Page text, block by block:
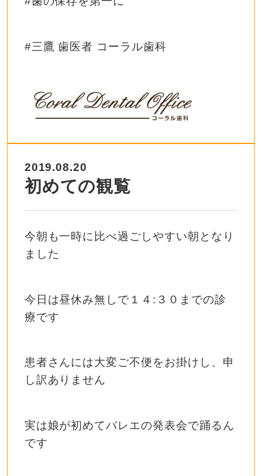
#三鷹 歯医者 コーラル歯科
2019.08.20
初めての観覧
今朝も一時に比べ過ごしやすい朝となり
ました
今日は昼休み無しで１４:３０までの診
療です
患者さんには大変ご不便をお掛けし、申
し訳ありません
実は娘が初めてバレエの発表会で踊るん
です